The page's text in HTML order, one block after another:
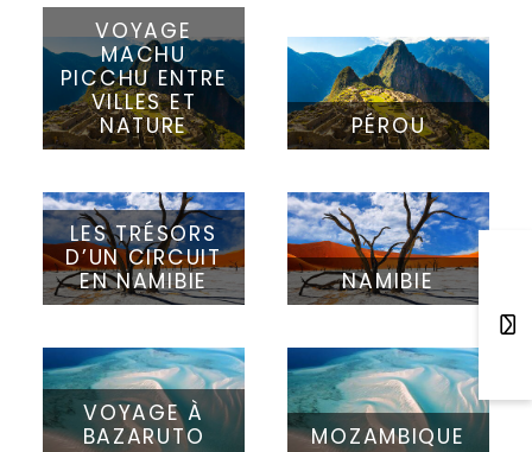
VOYAGE
MACHU
PICCHU ENTRE
VILLES ET
NATURE
PÉROU
LES TRÉSORS
D’UN CIRCUIT
EN NAMIBIE
NAMIBIE
VOYAGE À
BAZARUTO
MOZAMBIQUE